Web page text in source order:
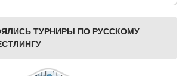
ТУРНИРЫ ПО РУССКОМУ